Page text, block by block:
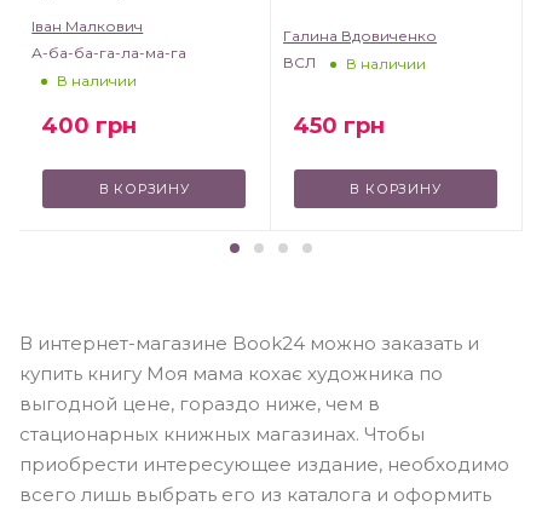
Іван Малкович
А-ба-ба-га-ла-ма-га
В наличии
400 грн
В КОРЗИНУ
Галина Вдовиченко
ВСЛ
В наличии
450 грн
В КОРЗИНУ
В интернет-магазине Book24 можно заказать и
купить книгу Моя мама кохає художника по
выгодной цене, гораздо ниже, чем в
стационарных книжных магазинах. Чтобы
приобрести интересующее издание, необходимо
всего лишь выбрать его из каталога и оформить